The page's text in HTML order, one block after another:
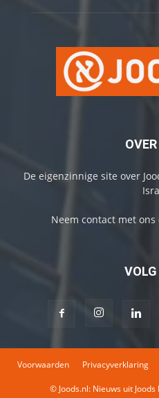
De eigenzinnige site over
Neem contact met ons
Voorwaarden Privacyverklaring
© Joods.nl: Nieuws uit